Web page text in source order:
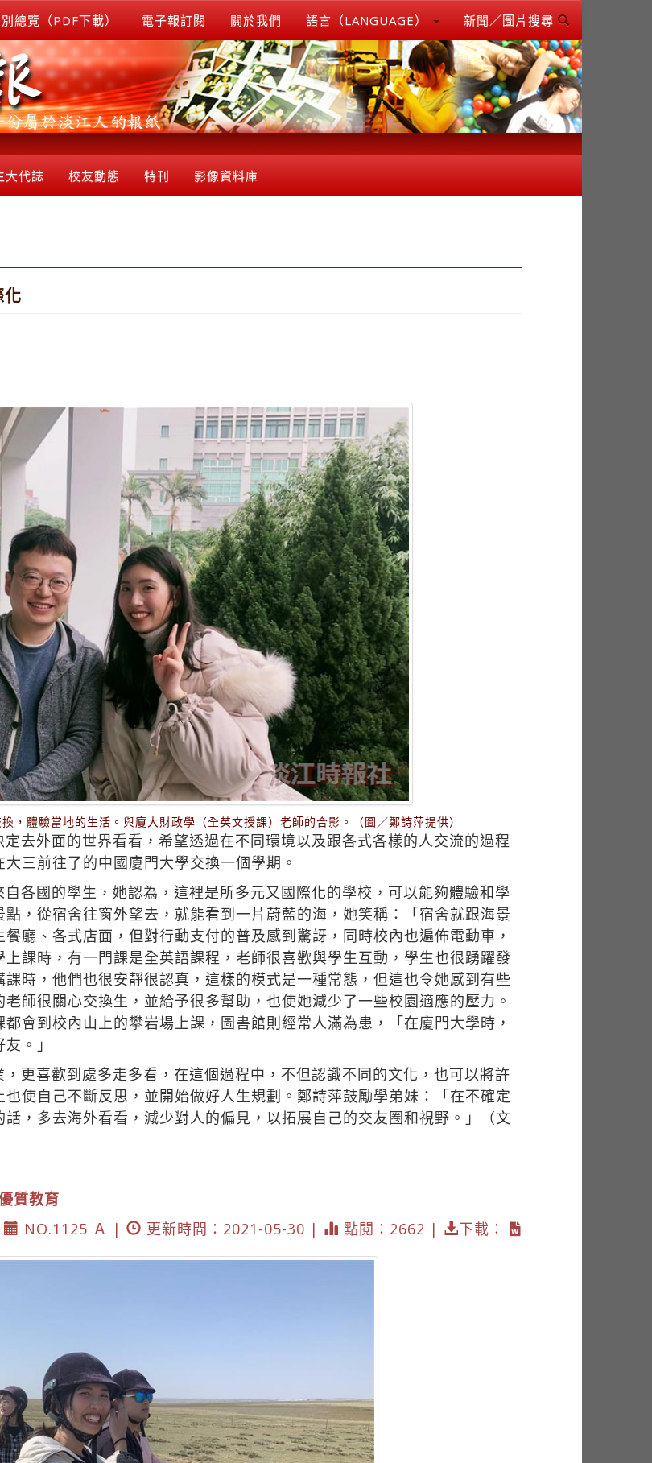
總覽（PDF下載） 電子報訂閱 關於我們 語言（LANGUAGE） 新聞／圖片搜尋
大代誌 校友動態 特刊 影像資料庫
化
，體驗當地的生活。與廈大財政學（全英文授課）老師的合影。（圖／鄭詩萍提供）
定去外面的世界看看，希望透過在不同環境以及跟各式各樣的人交流的過程
三前往了的中國廈門大學交換一個學期。
各國的學生，她認為，這裡是所多元又國際化的學校，可以能夠體驗和學
，從宿舍往窗外望去，就能看到一片蔚藍的海，她笑稱：「宿舍就跟海景
廳、各式店面，但對行動支付的普及感到驚訝，同時校內也遍佈電動車，
課時，有一門課是全英語課程，老師很喜歡與學生互動，學生也很踴躍發
時，他們也很安靜很認真，這樣的模式是一種常態，但這也令她感到有些
師很關心交換生，並給予很多幫助，也使她減少了一些校園適應的壓力。
會到校內山上的攀岩場上課，圖書館則經常人滿為患，「在廈門大學時，
。」
更喜歡到處多走多看，在這個過程中，不但認識不同的文化，也可以將許
使自己不斷反思，並開始做好人生規劃。鄭詩萍鼓勵學弟妹：「在不確定
，多去海外看看，減少對人的偏見，以拓展自己的交友圈和視野。」（文
質教育
NO.1125 Ａ |
更新時間：2021-05-30 | 點閱：2662 | 下載：